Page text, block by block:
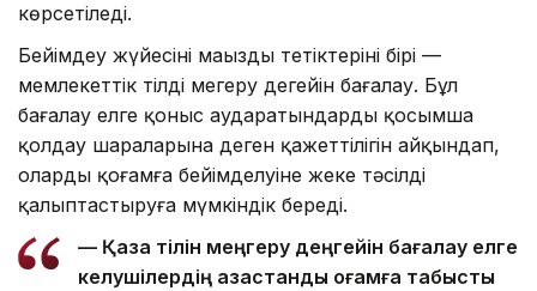
көрсетіледі.
Бейімдеу жүйесінің маңызды тетіктерінің бірі —
мемлекеттік тілді меңгеру деңгейін бағалау. Бұл
бағалау елге қоныс аударатындардың қосымша
қолдау шараларына деген қажеттілігін айқындап,
олардың қоғамға бейімделуіне жеке тәсілді
қалыптастыруға мүмкіндік береді.
— Қазақ тілін меңгеру деңгейін бағалау елге
келушілердің қазақстандық қоғамға табысты